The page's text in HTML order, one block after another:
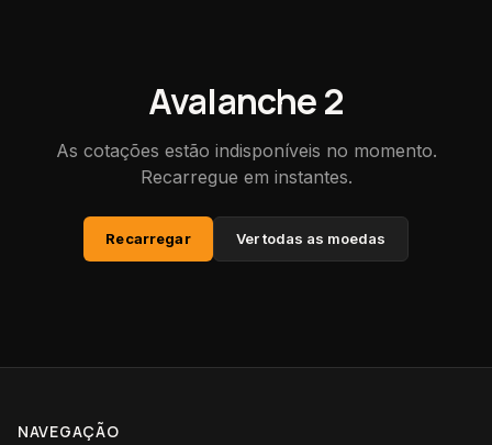
Avalanche 2
As cotações estão indisponíveis no momento.
Recarregue em instantes.
Recarregar Ver todas as moedas
NAVEGAÇÃO